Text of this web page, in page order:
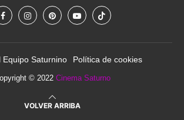
Equipo Saturnino Política de cookies
© 2022 Cinema Saturno
VOLVER ARRIBA